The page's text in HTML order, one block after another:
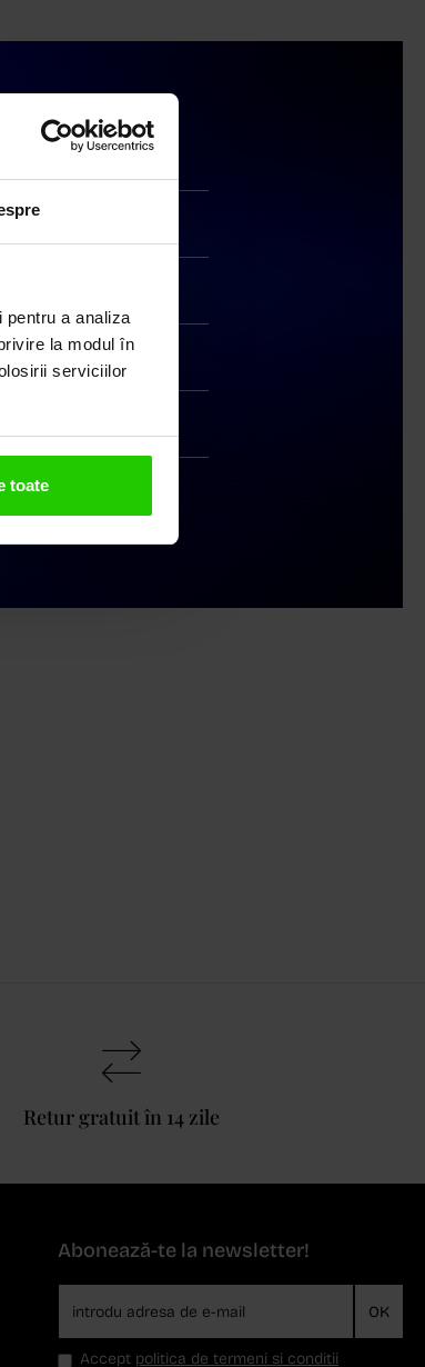
pentru a analiza
la modul în
serviciilor
toate
în 14 zile
India
Retur gratuit în 14 zile
Abonează-te la newsletter!
OK
Accept politica de termeni si conditii